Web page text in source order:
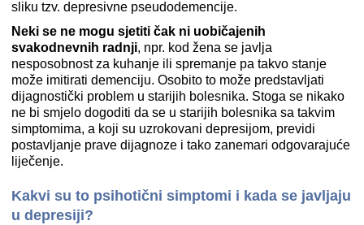
sliku tzv. depresivne pseudodemencije.
Neki se ne mogu sjetiti čak ni uobičajenih
svakodnevnih radnji, npr. kod žena se javlja
nesposobnost za kuhanje ili spremanje pa takvo stanje
može imitirati demenciju. Osobito to može predstavljati
dijagnostički problem u starijih bolesnika. Stoga se nikako
ne bi smjelo dogoditi da se u starijih bolesnika sa takvim
simptomima, a koji su uzrokovani depresijom, previdi
postavljanje prave dijagnoze i tako zanemari odgovarajuće
liječenje.
Kakvi su to psihotični simptomi i kada se javljaju
u depresiji?